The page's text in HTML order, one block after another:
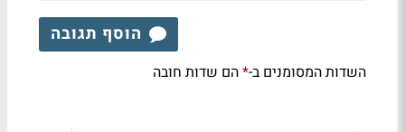
הוסף תגובה
השדות המסומנים ב-*הם שדות חובה